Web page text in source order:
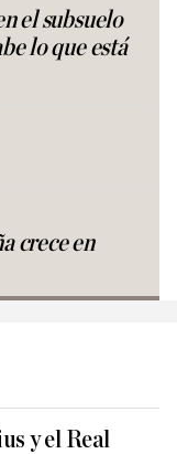
el subsuelo
lo que está
crece en
y el Real